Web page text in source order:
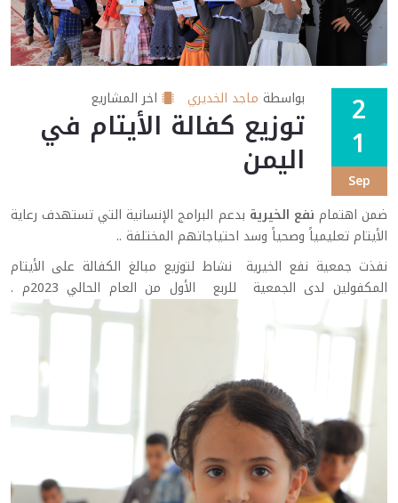
2
1
Sep
بواسطة ماجد الخديري اخر المشاريع
توزيع كفالة الأيتام في
اليمن
ضمن اهتمام نفع الخيرية بدعم البرامج الإنسانية التي تستهدف رعاية
الأيتام تعليمياً وصحياً وسد احتياجاتهم المختلفة ..
نفذت جمعية نفع الخيرية نشاط لتوزيع مبالغ الكفالة على الأيتام
المكفولين لدى الجمعية للربع الأول من العام الحالي 2023م .